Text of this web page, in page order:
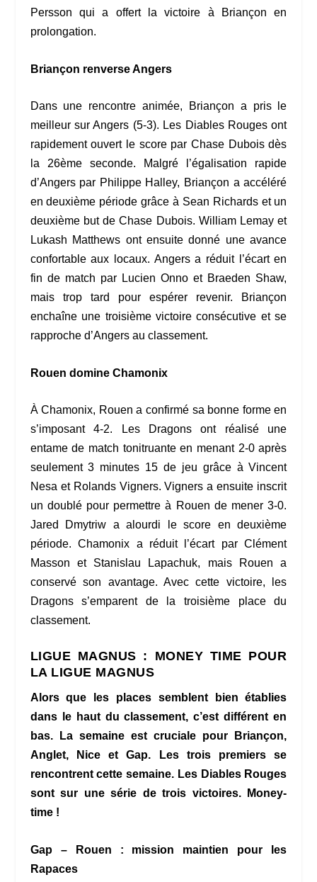
Persson qui a offert la victoire à Briançon en
prolongation.
Briançon renverse Angers
Dans une rencontre animée, Briançon a pris le
meilleur sur Angers (5-3). Les Diables Rouges ont
rapidement ouvert le score par Chase Dubois dès
la 26ème seconde. Malgré l’égalisation rapide
d’Angers par Philippe Halley, Briançon a accéléré
en deuxième période grâce à Sean Richards et un
deuxième but de Chase Dubois. William Lemay et
Lukash Matthews ont ensuite donné une avance
confortable aux locaux. Angers a réduit l’écart en
fin de match par Lucien Onno et Braeden Shaw,
mais trop tard pour espérer revenir. Briançon
enchaîne une troisième victoire consécutive et se
rapproche d’Angers au classement.
Rouen domine Chamonix
À Chamonix, Rouen a confirmé sa bonne forme en
s’imposant 4-2. Les Dragons ont réalisé une
entame de match tonitruante en menant 2-0 après
seulement 3 minutes 15 de jeu grâce à Vincent
Nesa et Rolands Vigners. Vigners a ensuite inscrit
un doublé pour permettre à Rouen de mener 3-0.
Jared Dmytriw a alourdi le score en deuxième
période. Chamonix a réduit l’écart par Clément
Masson et Stanislau Lapachuk, mais Rouen a
conservé son avantage. Avec cette victoire, les
Dragons s’emparent de la troisième place du
classement.
LIGUE MAGNUS : MONEY TIME POUR
LA LIGUE MAGNUS
Alors que les places semblent bien établies
dans le haut du classement, c’est différent en
bas. La semaine est cruciale pour Briançon,
Anglet, Nice et Gap. Les trois premiers se
rencontrent cette semaine. Les Diables Rouges
sont sur une série de trois victoires. Money-
time !
Gap – Rouen : mission maintien pour les
Rapaces